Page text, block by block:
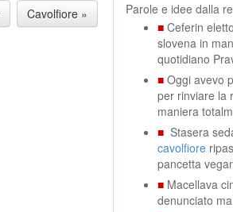
Cavolfiore »
Parole e idee dalla
■ Ceferin
slovena in
quotidiano
■ Oggi avevo
per rinviare la
maniera
■ Stasera
cavolfiore
pancetta
■ Macellava
denunciato